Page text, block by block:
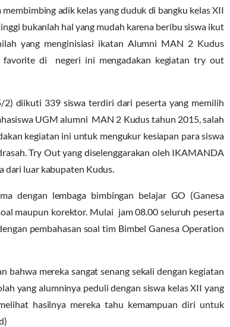
adik kelas yang duduk di bangku kelas XII
bukanlah hal yang mudah karena beribu siswa ikut
yang menginisiasi ikatan Alumni MAN 2 Kudus
favorite di negeri ini mengadakan kegiatan try out
diikuti 339 siswa terdiri dari peserta yang memilih
UGM alumni MAN 2 Kudus tahun 2015, salah
kegiatan ini untuk mengukur kesiapan para siswa
Try Out yang diselenggarakan oleh IKAMANDA
dari luar kabupaten Kudus.
dengan lembaga bimbingan belajar GO (Ganesa
maupun korektor. Mulai jam 08.00 seluruh peserta
pembahasan soal tim Bimbel Ganesa Operation
mereka sangat senang sekali dengan kegiatan
yang alumninya peduli dengan siswa kelas XII yang
hasilnya mereka tahu kemampuan diri untuk